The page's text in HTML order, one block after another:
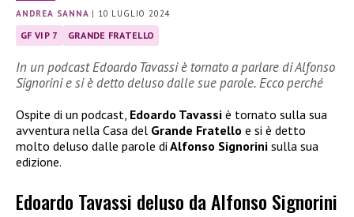
ANDREA SANNA | 10 LUGLIO 2024
GF VIP 7 GRANDE FRATELLO
In un podcast Edoardo Tavassi è tornato a parlare di Alfonso
Signorini e si è detto deluso dalle sue parole. Ecco perché
Ospite di un podcast, Edoardo Tavassi è tornato sulla sua
avventura nella Casa del Grande Fratello e si è detto
molto deluso dalle parole di Alfonso Signorini sulla sua
edizione.
Edoardo Tavassi deluso da Alfonso Signorini